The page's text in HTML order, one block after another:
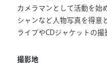
カメラマンとして活動を始
シャンなど人物写真を得意
ライブやCDジャケットの撮
撮影地